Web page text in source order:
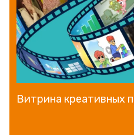
Витрина креативных